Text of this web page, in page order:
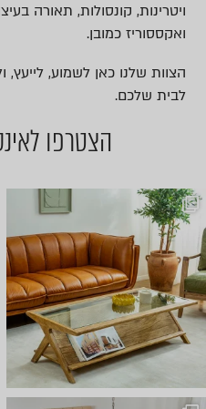
ויטרינות, קונסולות, תאורה
ואקססוריז כמובן.
הצוות שלנו כאן לשמוע,
לבית שלכם.
הצטרפו
באים לבחור תאורה? ⭐ כל אחד מ